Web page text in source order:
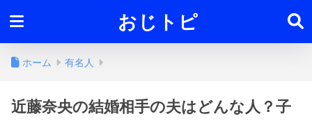
おじトピ
ホーム 有名人
近藤奈央の結婚相手の夫はどんな人？子